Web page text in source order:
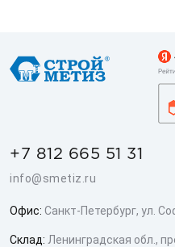
+7 812 665 51 31
info@smetiz.ru
Офис: Санкт-Петербург, ул.
Склад: Ленинградская обл.,